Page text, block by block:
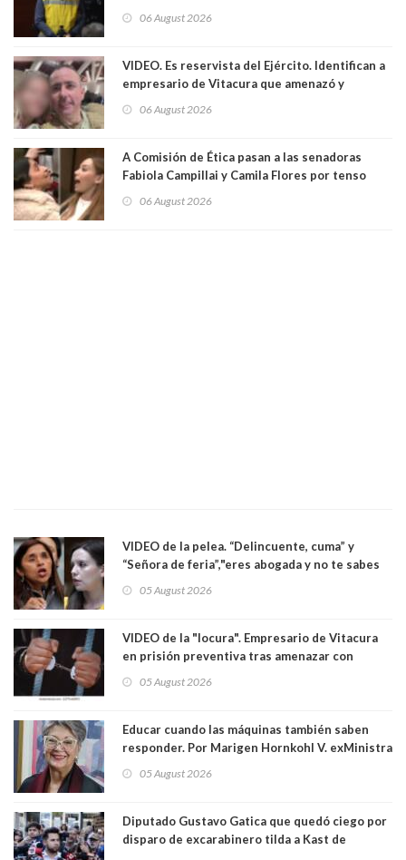
06 August 2026
VIDEO. Es reservista del Ejército. Identifican a
empresario de Vitacura que amenazó y
al "ring raja". Se trata de Andrés Arrieta y la
06 August 2026
A Comisión de Ética pasan a las senadoras
Fabiola Campillai y Camila Flores por tenso
06 August 2026
VIDEO de la pelea. “Delincuente, cuma” y
“Señora de feria”,"eres abogada y no te sabes
senadoras Camila Flores y Fabiola Campillai en
05 August 2026
VIDEO de la "locura". Empresario de Vitacura
en prisión preventiva tras amenazar con
Los persiguió en potente camioneta
05 August 2026
Educar cuando las máquinas también saben
responder. Por Marigen Hornkohl V. exMinistra
05 August 2026
Diputado Gustavo Gatica que quedó ciego por
disparo de excarabinero tilda a Kast de